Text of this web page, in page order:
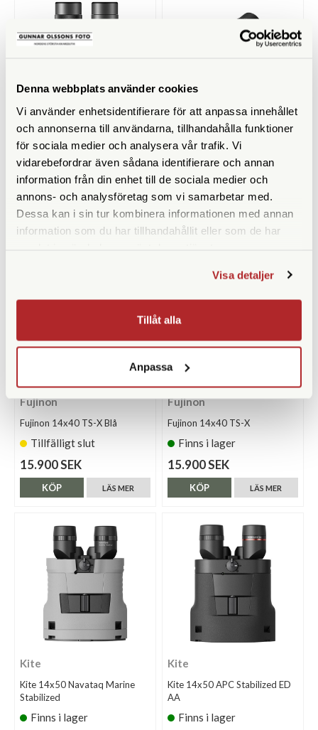
Denna webbplats använder cookies
Vi använder enhetsidentifierare för att anpassa innehållet
och annonserna till användarna, tillhandahålla funktioner
för sociala medier och analysera vår trafik. Vi
vidarebefordrar även sådana identifierare och annan
information från din enhet till de sociala medier och
annons- och analysföretag som vi samarbetar med.
Dessa kan i sin tur kombinera informationen med annan
information som du har tillhandahållit eller som de har
Visa detaljer
Tillåt alla
Anpassa
Fujinon
Fujinon 20x40 TS-L
Tillfälligt slut
14.990 SEK
LÄS MER
KÖP
Fujinon
Fujinon 14x40 TS-X Gul
Tillfälligt slut
15.900 SEK
LÄS MER
KÖP
Fujinon
Fujinon 14x40 TS-X Blå
Tillfälligt slut
15.900 SEK
LÄS MER
KÖP
Fujinon
Fujinon 14x40 TS-X
Finns i lager
15.900 SEK
LÄS MER
KÖP
Kite
Kite 14x50 Navataq Marine
Stabilized
Finns i lager
Kite
Kite 14x50 APC Stabilized ED
AA
Finns i lager